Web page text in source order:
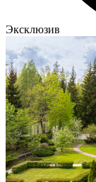
Эксклюзив